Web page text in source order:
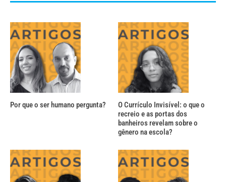
Por que o ser humano pergunta?
O Currículo Invisível: o que o
recreio e as portas dos
banheiros revelam sobre o
gênero na escola?